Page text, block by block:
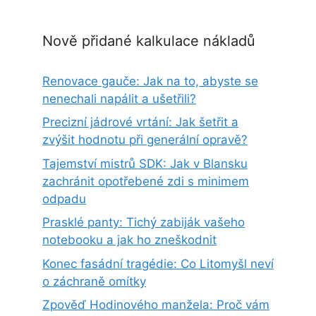
Nově přidané kalkulace nákladů
Renovace gauče: Jak na to, abyste se
nenechali napálit a ušetřili?
Precizní jádrové vrtání: Jak šetřit a
zvýšit hodnotu při generální opravě?
Tajemství mistrů SDK: Jak v Blansku
zachránit opotřebené zdi s minimem
odpadu
Prasklé panty: Tichý zabiják vašeho
notebooku a jak ho zneškodnit
Konec fasádní tragédie: Co Litomyšl neví
o záchraně omítky
Zpověď Hodinového manžela: Proč vám